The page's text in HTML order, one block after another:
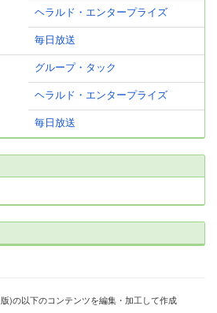
ヘラルド・エンタープライズ
毎日放送
グループ・タック
ヘラルド・エンタープライズ
毎日放送
)の以下のコンテンツを編集・加工して作成